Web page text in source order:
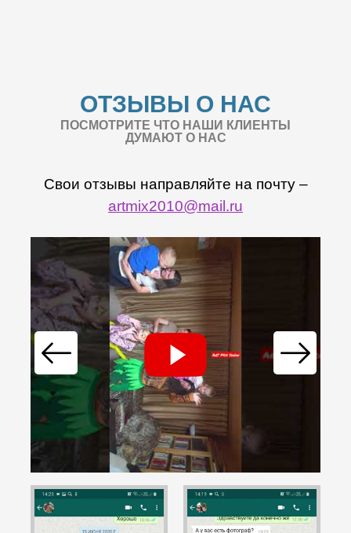
ОТЗЫВЫ О НАС
ПОСМОТРИТЕ ЧТО НАШИ КЛИЕНТЫ
ДУМАЮТ О НАС
Свои отзывы направляйте на почту –
artmix2010@mail.ru